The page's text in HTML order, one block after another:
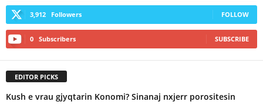
3,912 Followers FOLLOW
0 Subscribers SUBSCRIBE
EDITOR PICKS
Kush e vrau gjyqtarin Konomi? Sinanaj nxjerr porositesin